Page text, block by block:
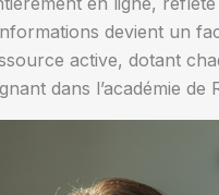
devient un
active, dotant
dans l’académie de